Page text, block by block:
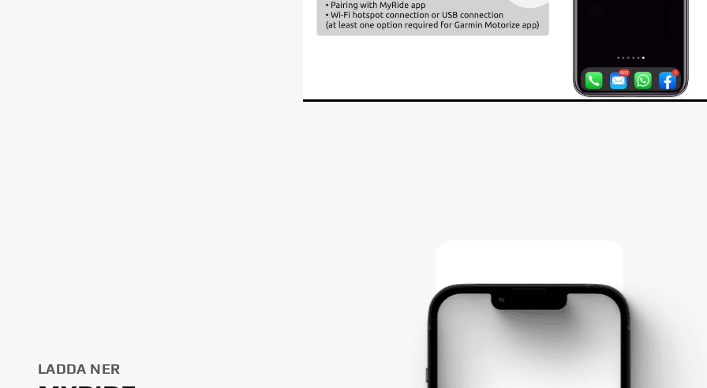
LADDA NER